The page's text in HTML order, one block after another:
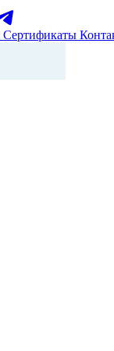
Сертификаты